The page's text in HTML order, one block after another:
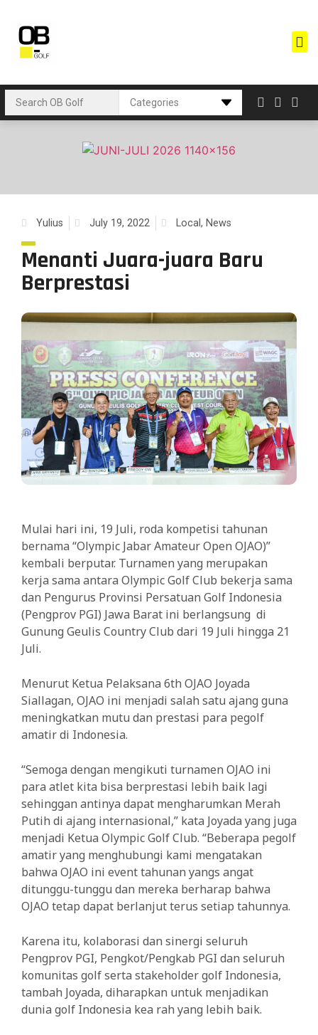
Yulius July 19, 2022 Local, News
Menanti Juara-juara Baru
Berprestasi
Mulai hari ini, 19 Juli, roda kompetisi tahunan
bernama “Olympic Jabar Amateur Open OJAO)”
kembali berputar. Turnamen yang merupakan
kerja sama antara Olympic Golf Club bekerja sama
dan Pengurus Provinsi Persatuan Golf Indonesia
(Pengprov PGI) Jawa Barat ini berlangsung di
Gunung Geulis Country Club dari 19 Juli hingga 21
Juli.
Menurut Ketua Pelaksana 6th OJAO Joyada
Siallagan, OJAO ini menjadi salah satu ajang guna
meningkatkan mutu dan prestasi para pegolf
amatir di Indonesia.
“Semoga dengan mengikuti turnamen OJAO ini
para atlet kita bisa berprestasi lebih baik lagi
sehinggan antinya dapat mengharumkan Merah
Putih di ajang internasional,” kata Joyada yang juga
menjadi Ketua Olympic Golf Club. “Beberapa pegolf
amatir yang menghubungi kami mengatakan
bahwa OJAO ini event tahunan yangs angat
ditunggu-tunggu dan mereka berharap bahwa
OJAO tetap dapat berlanjut terus setiap tahunnya.
Karena itu, kolaborasi dan sinergi seluruh
Pengprov PGI, Pengkot/Pengkab PGI dan seluruh
komunitas golf serta stakeholder golf Indonesia,
tambah Joyada, diharapkan untuk menjadikan
dunia golf Indonesia kea rah yang lebih baik.